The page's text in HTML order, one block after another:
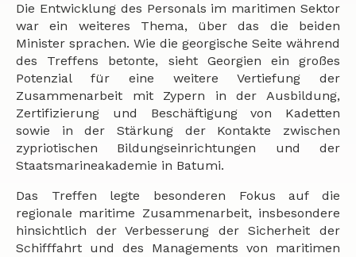
Die Entwicklung des Personals im maritimen Sektor
war ein weiteres Thema, über das die beiden
Minister sprachen. Wie die georgische Seite während
des Treffens betonte, sieht Georgien ein großes
Potenzial für eine weitere Vertiefung der
Zusammenarbeit mit Zypern in der Ausbildung,
Zertifizierung und Beschäftigung von Kadetten
sowie in der Stärkung der Kontakte zwischen
zypriotischen Bildungseinrichtungen und der
Staatsmarineakademie in Batumi.
Das Treffen legte besonderen Fokus auf die
regionale maritime Zusammenarbeit, insbesondere
hinsichtlich der Verbesserung der Sicherheit der
Schifffahrt und des Managements von maritimen